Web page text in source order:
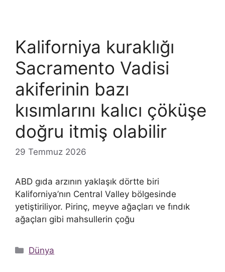
Kaliforniya kuraklığı
Sacramento Vadisi
akiferinin bazı
kısımlarını kalıcı çöküşe
doğru itmiş olabilir
29 Temmuz 2026
ABD gıda arzının yaklaşık dörtte biri
Kaliforniya’nın Central Valley bölgesinde
yetiştiriliyor. Pirinç, meyve ağaçları ve fındık
ağaçları gibi mahsullerin çoğu
Kategoriler
Dünya